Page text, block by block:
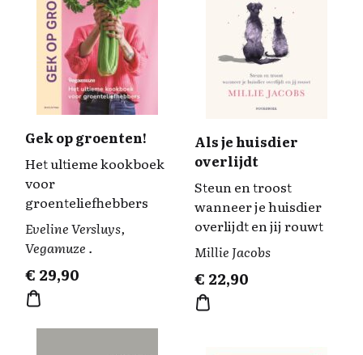
Gek op groenten!
Het ultieme kookboek
voor
groenteliefhebbers
Eveline Versluys,
Vegamuze .
€ 29,90
Als je huisdier
overlijdt
Steun en troost
wanneer je huisdier
overlijdt en jij rouwt
Millie Jacobs
€ 22,90